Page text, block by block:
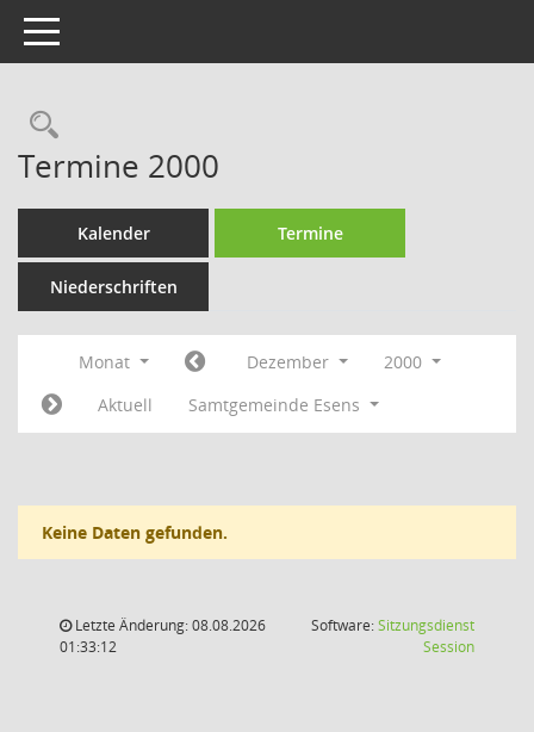
Toggle navigation
Rechercheauswahl
Termine 2000
Kalender Termine
Niederschriften
Monat Dezember
2000
Aktuell
Samtgemeinde Esens
Keine Daten gefunden.
Letzte Änderung: 08.08.2026
01:33:12
Software:Sitzungsdienst
Session(Wird in